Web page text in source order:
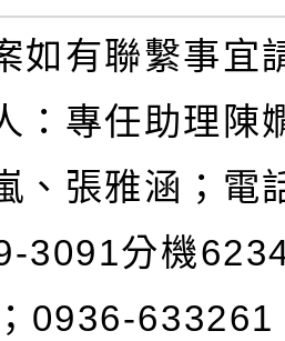
如有聯繫事宜
：專任助理陳
、張雅涵；電
3091分機
0936-633261